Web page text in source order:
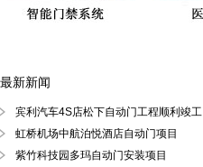
最新新闻
宾利汽车4S店松下自动门工程顺利竣工
虹桥机场中航泊悦酒店自动门项目
紫竹科技园多玛自动门安装项目